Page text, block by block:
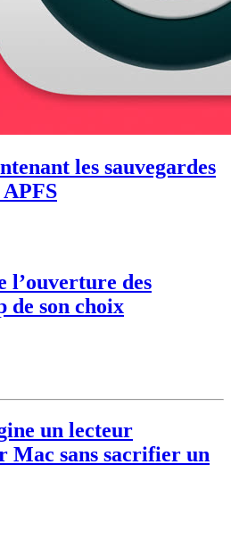
les sauvegardes
des
de son choix
un lecteur
Mac sans sacrifier un